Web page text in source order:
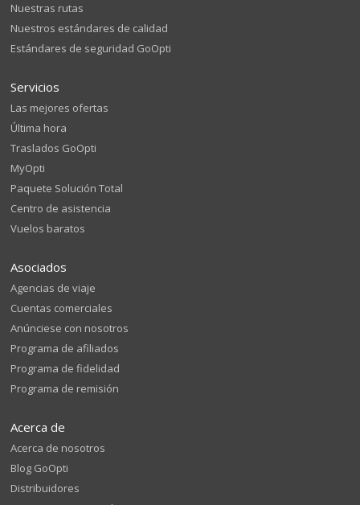
Nuestras rutas
Nuestros estándares de calidad
Estándares de seguridad GoOpti
Servicios
Las mejores ofertas
Última hora
Traslados GoOpti
MyOpti
Paquete Solución Total
Centro de asistencia
Vuelos baratos
Asociados
Agencias de viaje
Cuentas comerciales
Anúnciese con nosotros
Programa de afiliados
Programa de fidelidad
Programa de remisión
Acerca de
Acerca de nosotros
Blog GoOpti
Distribuidores